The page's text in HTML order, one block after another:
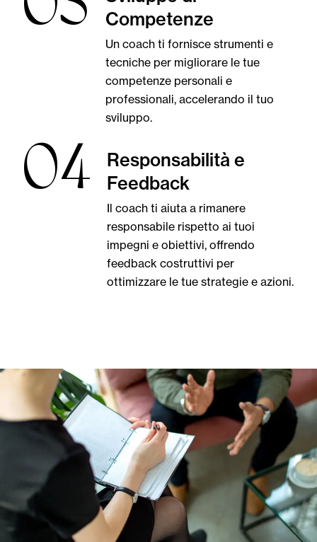
Competenze
Un coach ti fornisce strumenti e
tecniche per migliorare le tue
competenze personali e
professionali, accelerando il tuo
sviluppo.
04
Responsabilità e
Feedback
Il coach ti aiuta a rimanere
responsabile rispetto ai tuoi
impegni e obiettivi, offrendo
feedback costruttivi per
ottimizzare le tue strategie e azioni.